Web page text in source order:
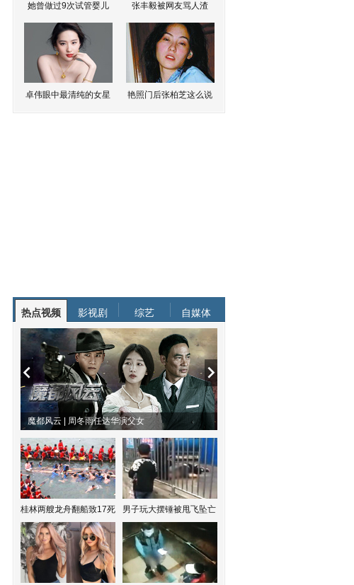
她曾做过9次试管婴儿 张丰毅被网友骂人渣
卓伟眼中最清纯的女星 艳照门后张柏芝这么说
热点视频 影视剧 综艺 自媒体
魔都风云 | 周冬雨任达华演父女
桂林两艘龙舟翻船致17死 男子玩大摆锤被甩飞坠亡